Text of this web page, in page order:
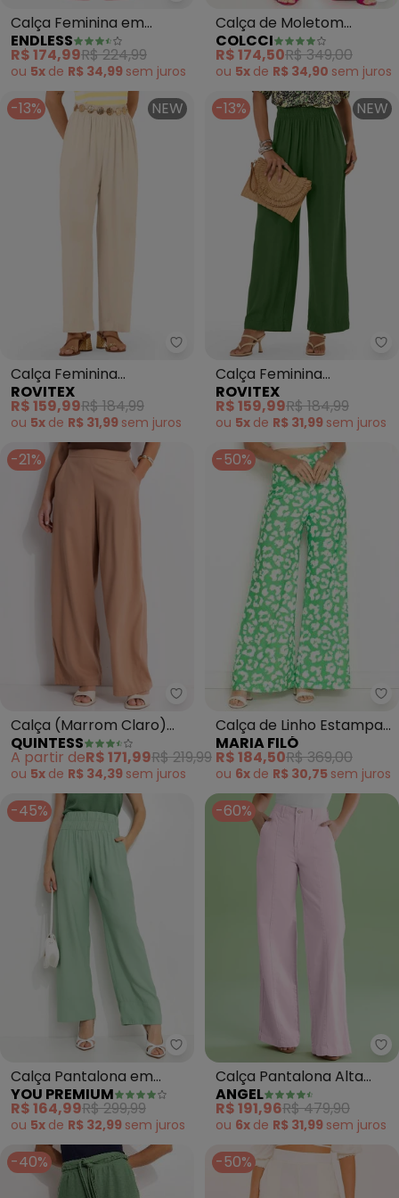
Calça Feminina em
Alfaiataria (Rosa)
ENDLESS
R$ 174,99R$ 224,99
ou 5x de R$ 34,99 sem juros
Calça de Moletom
Pantalona (Rosa)
COLCCI
R$ 174,50R$ 349,00
ou 5x de R$ 34,90 sem juros
-13% NEW
Rovitex - Calça Feminina
Calça Feminina
Pantalona Tecido Viscose
(Bege)
ROVITEX
R$ 159,99R$ 184,99
ou 5x de R$ 31,99 sem juros
-13% NEW
Calça Feminina
Pantalona Tecido Viscose
(Verde)
ROVITEX
R$ 159,99R$ 184,99
ou 5x de R$ 31,99 sem juros
-21%
Quintess - Calça (Marrom
Calça (Marrom Claro)
em Linho
QUINTESS
A partir deR$ 171,99R$ 219,99
ou 5x de R$ 34,39 sem juros
-50%
Calça de Linho Estampa
Lince (Verde)
MARIA FILÓ
R$ 184,50R$ 369,00
ou 6x de R$ 30,75 sem juros
-45%
You Premium - Calça
Calça Pantalona em
Viscose(Verde)
YOU PREMIUM
R$ 164,99R$ 299,99
ou 5x de R$ 32,99 sem juros
-60%
Calça Pantalona Alta
Denim (Rosa)
ANGEL
R$ 191,96R$ 479,90
ou 6x de R$ 31,99 sem juros
-40% -50%